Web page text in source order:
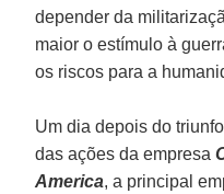
depender da
maior o estímulo à
os riscos para a
Um dia depois do
das ações da empresa
America, a principal